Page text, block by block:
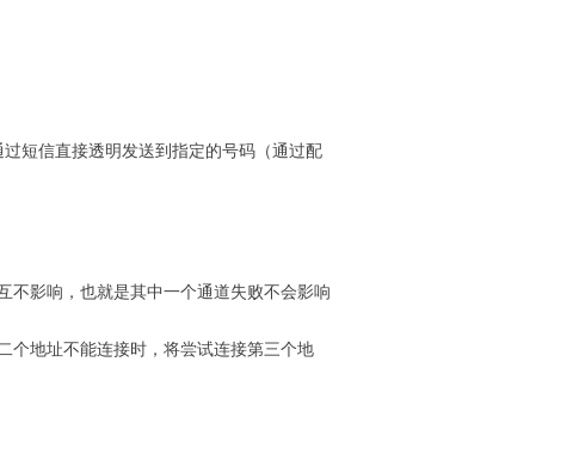
短信直接透明发送到指定的号码（通过配
不影响，也就是其中一个通道失败不会影响
个地址不能连接时，将尝试连接第三个地